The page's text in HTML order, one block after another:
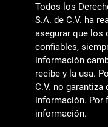
Todos los
S.A. de C.V. ha
asegurar que los
confiables,
información
recibe y la usa.
C.V. no garantiza
información. Por
información.